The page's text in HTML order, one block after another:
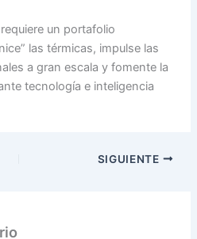
un portafolio
las térmicas, impulse las
a gran escala y fomente la
tecnología e inteligencia
SIGUIENTE